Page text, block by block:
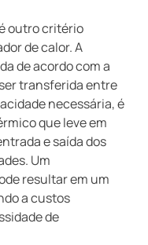
outro critério
de calor. A
de acordo com a
transferida entre
necessária, é
que leve em
e saída dos
Um
resultar em um
a custos
de